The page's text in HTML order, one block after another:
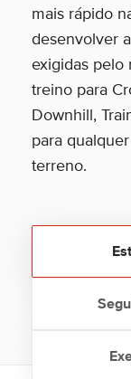
mais rápido
desenvolver
exigidas pelo
treino para
Downhill,
para
terreno.